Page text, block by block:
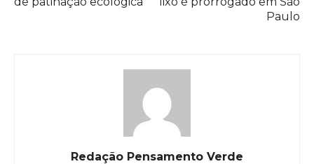
Paulo
Redação Pensamento Verde